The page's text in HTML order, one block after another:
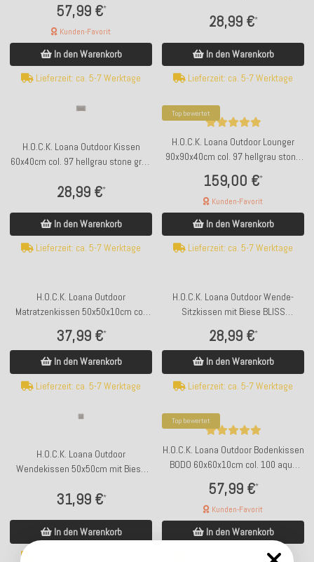
57,99 €*
Kunden-Favorit
In den Warenkorb
Lieferzeit: ca. 5-7 Werktage
28,99 €*
In den Warenkorb
Lieferzeit: ca. 5-7 Werktage
H.O.C.K. Loana Outdoor Kissen
60x40cm col. 97 hellgrau stone grau
28,99 €*
In den Warenkorb
Lieferzeit: ca. 5-7 Werktage
Top bewertet
H.O.C.K. Loana Outdoor Lounger
90x90x40cm col. 97 hellgrau stone
159,00 €*
Kunden-Favorit
In den Warenkorb
Lieferzeit: ca. 5-7 Werktage
H.O.C.K. Loana Outdoor
Matratzenkissen 50x50x10cm col.
37,99 €*
In den Warenkorb
Lieferzeit: ca. 5-7 Werktage
H.O.C.K. Loana Outdoor Wende-
Sitzkissen mit Biese BLISS
grau sunny
28,99 €*
In den Warenkorb
Lieferzeit: ca. 5-7 Werktage
H.O.C.K. Loana Outdoor
Wendekissen 50x50cm mit Biese
31,99 €*
In den Warenkorb
Top bewertet
H.O.C.K. Loana Outdoor Bodenkissen
BODO 60x60x10cm col. 100 aqua
57,99 €*
Kunden-Favorit
In den Warenkorb
Lieferzeit: ca. 5-7 Werktage